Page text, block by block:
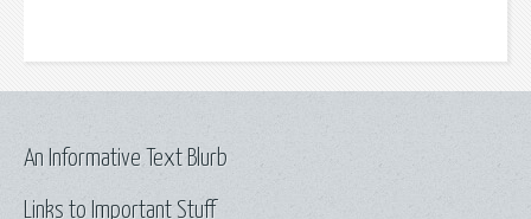
Links to Important Stuff
An Informative Text Blurb